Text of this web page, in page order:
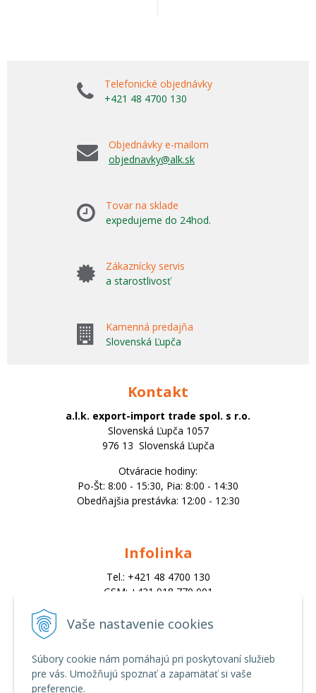
Vaše nastavenie cookies
Súbory cookie nám pomáhajú pri poskytovaní služieb
pre vás. Umožňujú spoznať a zapamätať si vaše
preferencie.
Telefonické objednávky
+421 48 4700 130
Objednávky e-mailom
objednavky@alk.sk
Tovar na sklade
expedujeme do 24hod.
Zákaznícky servis
a starostlivosť
Kamenná predajňa
Slovenská Ľupča
Kontakt
a.l.k. export-import trade spol. s r.o.
Slovenská Ľupča 1057
976 13 Slovenská Ľupča
Otváracie hodiny:
Po-Št: 8:00 - 15:30, Pia: 8:00 - 14:30
Obedňajšia prestávka: 12:00 - 12:30
Infolinka
Tel.: +421 48 4700 130
GSM: +421 918 770 001
trade@alk.sk